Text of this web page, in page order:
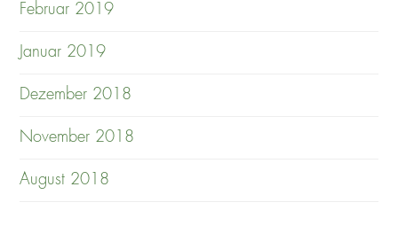
Februar 2019
Januar 2019
Dezember 2018
November 2018
August 2018